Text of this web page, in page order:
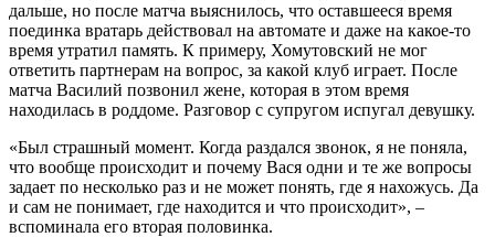
дальше, но после матча выяснилось, что оставшееся время
поединка вратарь действовал на автомате и даже на какое-то
время утратил память. К примеру, Хомутовский не мог
ответить партнерам на вопрос, за какой клуб играет. После
матча Василий позвонил жене, которая в этом время
находилась в роддоме. Разговор с супругом испугал девушку.
«Был страшный момент. Когда раздался звонок, я не поняла,
что вообще происходит и почему Вася одни и те же вопросы
задает по несколько раз и не может понять, где я нахожусь. Да
и сам не понимает, где находится и что происходит», –
вспоминала его вторая половинка.